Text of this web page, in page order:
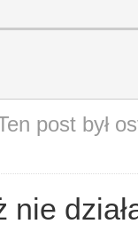
post był
nie